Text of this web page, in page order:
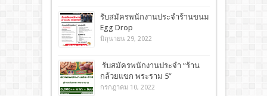
รับสมัครพนักงานประจำร้านขนม
Egg Drop
มิถุนายน 29, 2022
รับสมัครพนักงานประจำ “ร้าน
กล้วยแขก พระราม 5”
กรกฎาคม 10, 2022